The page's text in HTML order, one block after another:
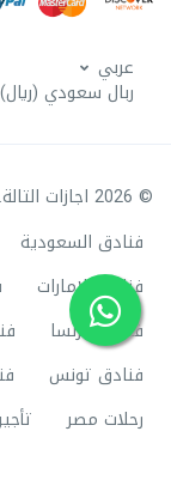
عربي
ربال سعودي (ريال)
© 2026 اجازات التالة. جميع الحقوق محفوظة
فنادق السعودية
فنادق الامارات
فنادق فرنسا
فنادق تونس
رحلات مصر